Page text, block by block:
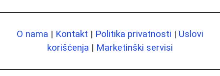
O nama | Kontakt | Politika privatnosti | Uslovi
korišćenja | Marketinški servisi